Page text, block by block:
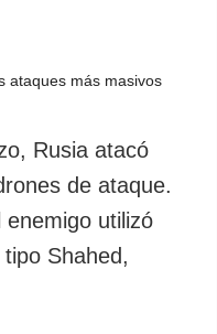
Rusia atacó
de ataque.
utilizó
Shahed,